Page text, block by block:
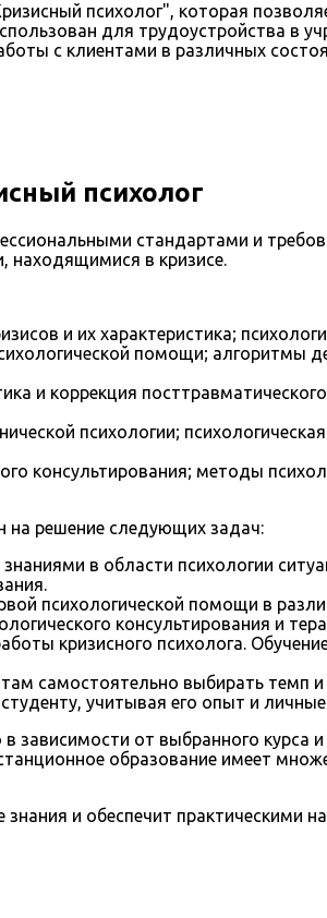
психолог", которая
для трудоустройства в
с клиентами в различных
психолог
стандартами и
находящимися в кризисе.
и их характеристика;
помощи; алгоритмы
и коррекция
психологии;
консультирования; методы
на решение следующих задач:
в области психологии
психологической помощи в
консультирования и
кризисного психолога.
самостоятельно выбирать темп
учитывая его опыт и
от выбранного курса
образование имеет
и обеспечит